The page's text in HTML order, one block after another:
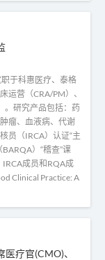
于科惠医疗、泰格
运营（CRA/PM）、
。研究产品包括：药
瘤、血液病、代谢
员（IRCA）认证“主
）“稽查”课
IRCA成员和RQA成
Clinical Practice: A
疗官(CMO)、